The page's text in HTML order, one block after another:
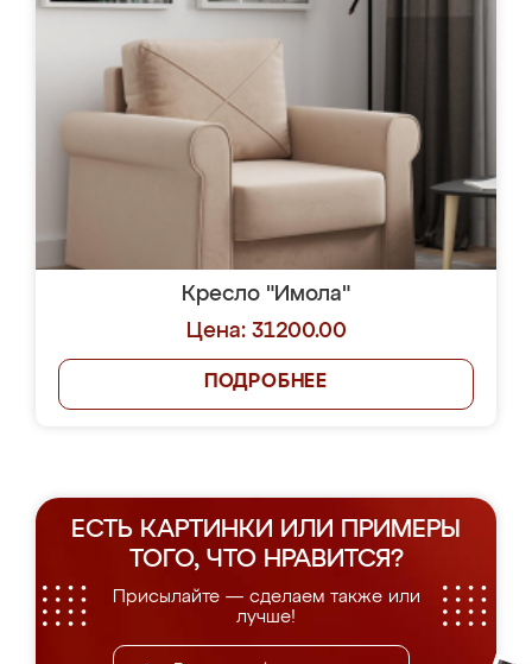
Кресло "Имола"
Цена: 31200.00
ПОДРОБНЕЕ
ЕСТЬ КАРТИНКИ ИЛИ ПРИМЕРЫ
ТОГО, ЧТО НРАВИТСЯ?
Присылайте — сделаем также или
лучше!